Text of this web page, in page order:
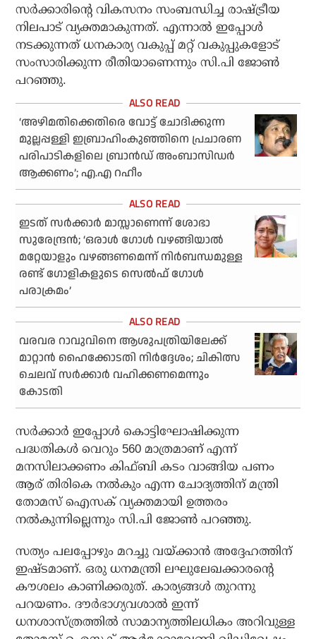
സര്‍ക്കാരിന്റെ വികസനം സംബന്ധിച്ച രാഷ്ട്രീയ
നിലപാട് വ്യക്തമാകുന്നത്. എന്നാല്‍ ഇപ്പോള്‍
നടക്കുന്നത് ധനകാര്യ വകുപ്പ് മറ്റ് വകുപ്പുകളോട്
സംസാരിക്കുന്ന രീതിയാണെന്നും സി.പി ജോണ്‍
പറഞ്ഞു.
‘അഴിമതിക്കെതിരെ വോട്ട് ചോദിക്കുന്ന
മുല്ലപ്പള്ളി ഇബ്രാഹിംകുഞ്ഞിനെ പ്രചാരണ
പരിപാടികളിലെ ബ്രാന്‍ഡ് അംബാസിഡര്‍
ആക്കണം’; എ.എ റഹീം
ഇടത് സര്‍ക്കാര്‍ മാസ്സാണെന്ന് ശോഭാ
സുരേന്ദ്രന്‍; ‘ഒരാള്‍ ഗോള്‍ വഴങ്ങിയാല്‍
മറ്റേയാളും വഴങ്ങണമെന്ന് നിര്‍ബന്ധമുള്ള
രണ്ട് ഗോളികളുടെ സെല്‍ഫ് ഗോള്‍
പരാക്രമം’
വരവര റാവുവിനെ ആശുപത്രിയിലേക്ക്
മാറ്റാന്‍ ഹൈക്കോടതി നിര്‍ദ്ദേശം; ചികിത്സ
ചെലവ് സര്‍ക്കാര്‍ വഹിക്കണമെന്നും
കോടതി
സര്‍ക്കാര്‍ ഇപ്പോള്‍ കൊട്ടിഘോഷിക്കുന്ന
പദ്ധതികള്‍ വെറും 560 മാത്രമാണ് എന്ന്
മനസിലാക്കണം കിഫ്ബി കടം വാങ്ങിയ പണം
ആര് തിരികെ നല്‍കും എന്ന ചോദ്യത്തിന് മന്ത്രി
തോമസ് ഐസക് വ്യക്തമായി ഉത്തരം
നല്‍കുന്നില്ലെന്നും സി.പി ജോണ്‍ പറഞ്ഞു.
സത്യം പലപ്പോഴും മറച്ചു വയ്ക്കാന്‍ അദ്ദേഹത്തിന്
ഇഷ്ടമാണ്. ഒരു ധനമന്ത്രി ലഘുലേഖക്കാരന്റെ
കൗശലം കാണിക്കരുത്. കാര്യങ്ങള്‍ തുറന്നു
പറയണം. ദൗര്‍ഭാഗ്യവശാല്‍ ഇന്ന്
ധനശാസ്ത്രത്തില്‍ സാമാന്യത്തിലധികം അറിവുള്ള